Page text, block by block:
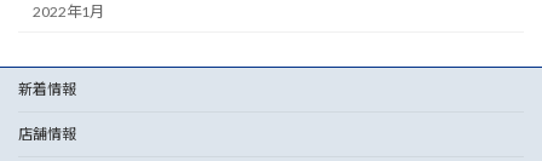
2022年1月
新着情報
店舗情報